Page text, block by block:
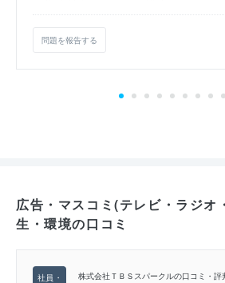
問題を報告する
広告・マスコミ(テレビ・ラジオ
生・環境の口コミ
株式会社ＴＢＳスパークルの口コミ・評